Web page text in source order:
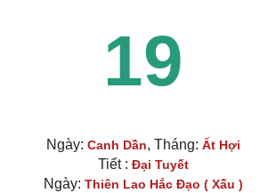
19
Ngày: Canh Dần, Tháng: Ất Hợi
Tiết : Đại Tuyết
Ngày: Thiên Lao Hắc Đạo ( Xấu )